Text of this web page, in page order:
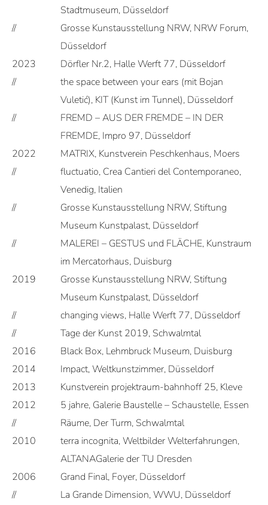
Stadtmuseum, Düsseldorf
//
Grosse Kunstausstellung NRW, NRW Forum,
Düsseldorf
2023
Dörfler Nr.2, Halle Werft 77, Düsseldorf
//
the space between your ears (mit Bojan
Vuletić), KIT (Kunst im Tunnel), Düsseldorf
//
FREMD – AUS DER FREMDE – IN DER
FREMDE, Impro 97, Düsseldorf
2022
MATRIX, Kunstverein Peschkenhaus, Moers
//
fluctuatio, Crea Cantieri del Contemporaneo,
Venedig, Italien
//
Grosse Kunstausstellung NRW, Stiftung
Museum Kunstpalast, Düsseldorf
//
MALEREI – GESTUS und FLÄCHE, Kunstraum
im Mercatorhaus, Duisburg
2019
Grosse Kunstausstellung NRW, Stiftung
Museum Kunstpalast, Düsseldorf
//
changing views, Halle Werft 77, Düsseldorf
//
Tage der Kunst 2019, Schwalmtal
2016
Black Box, Lehmbruck Museum, Duisburg
2014
Impact, Weltkunstzimmer, Düsseldorf
2013
Kunstverein projektraum-bahnhoff 25, Kleve
2012
5 jahre, Galerie Baustelle – Schaustelle, Essen
//
Räume, Der Turm, Schwalmtal
2010
terra incognita, Weltbilder Welterfahrungen,
ALTANAGalerie der TU Dresden
2006
Grand Final, Foyer, Düsseldorf
//
La Grande Dimension, WWU, Düsseldorf